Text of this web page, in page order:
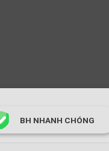
BH NHANH CHÓNG